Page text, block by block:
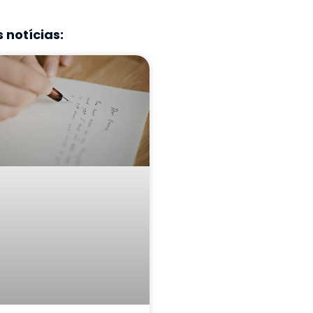
notícias: